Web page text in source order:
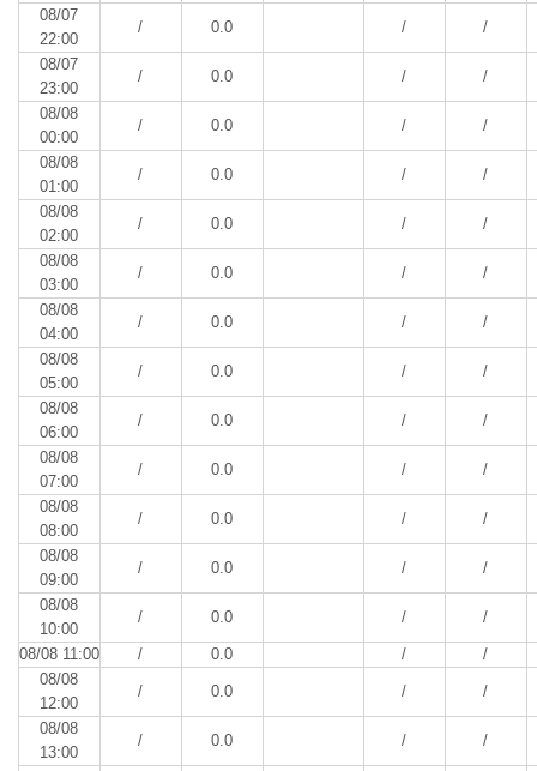
08/07
22:00
/ 0.0 / /
08/07
23:00
/ 0.0 / /
08/08
00:00
/ 0.0 / /
08/08
01:00
/ 0.0 / /
08/08
02:00
/ 0.0 / /
08/08
03:00
/ 0.0 / /
08/08
04:00
/ 0.0 / /
08/08
05:00
/ 0.0 / /
08/08
06:00
/ 0.0 / /
08/08
07:00
/ 0.0 / /
08/08
08:00
/ 0.0 / /
08/08
09:00
/ 0.0 / /
08/08
10:00
/ 0.0 / /
08/08 11:00 / 0.0 /
/
08/08
12:00
/ 0.0 / /
08/08
13:00
/ 0.0 / /